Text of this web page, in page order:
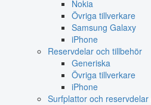
Nokia
Övriga tillverkare
Samsung Galaxy
iPhone
Reservdelar och tillbehör
Generiska
Övriga tillverkare
iPhone
Surfplattor och reservdelar